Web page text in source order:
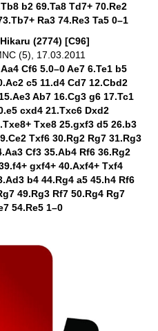
b2 69.Ta8 Td7+ 70.Re2
Ra3 74.Re3 Ta5 0–1
(2774) [C96]
(5), 17.03.2011
Cf6 5.0–0 Ae7 6.Te1 b5
c5 11.d4 Cd7 12.Cbd2
Ab7 16.Cg3 g6 17.Tc1
cxd4 21.Txc6 Dxd2
Txe8 25.gxf3 d5 26.b3
Txf6 30.Rg2 Rg7 31.Rg3
Cf3 35.Ab4 Rf6 36.Rg2
gxf4+ 40.Axf4+ Txf4
b4 44.Rg4 a5 45.h4 Rf6
49.Rg3 Rf7 50.Rg4 Rg7
54.Re5 1–0